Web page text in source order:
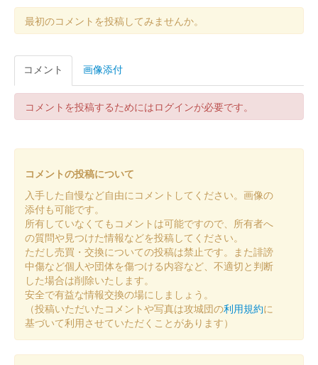
八幡山城 記念御朱印 令和6年正月版 龍ver.1
当初は300円、その後、干支版として400円で販売
八幡山城 御城印 端午の節句版
印。
八幡山城 記念御朱印
八幡山城 記念御朱印 令和5年正月版 うさぎver.
八幡山城 御城印 令和4年度紅葉バージョン
最初のコメントを投稿してみませんか。
コメント 画像添付
コメントを投稿するためにはログインが必要です。
コメントの投稿について
入手した自慢など自由にコメントしてください。画像の
添付も可能です。
所有していなくてもコメントは可能ですので、所有者へ
の質問や見つけた情報などを投稿してください。
ただし売買・交換についての投稿は禁止です。また誹謗
中傷など個人や団体を傷つける内容など、不適切と判断
した場合は削除いたします。
安全で有益な情報交換の場にしましょう。
（投稿いただいたコメントや写真は攻城団の利用規約に
基づいて利用させていただくことがあります）